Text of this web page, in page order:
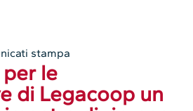
stampa
le
di Legacoop un